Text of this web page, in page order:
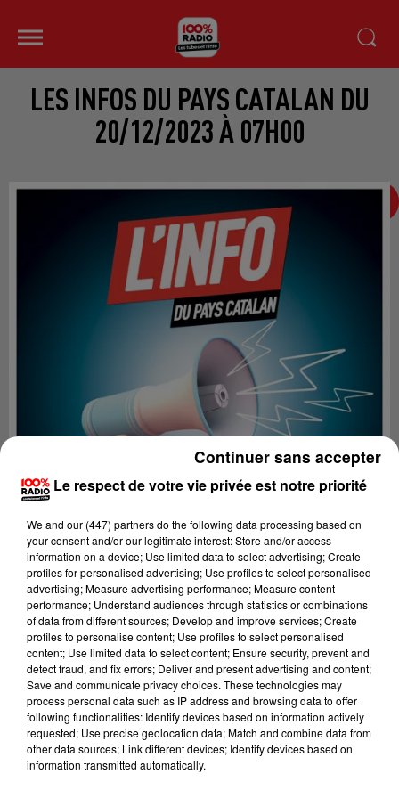
LES INFOS DU PAYS CATALAN DU
20/12/2023 À 07H00
Lecture (4 min 26 sec)
100%
100% Radio les infos du Pays Catalan
Le respect de votre vie privée est notre priorité
We and our (447) partnersdo the following data processing based on
your consent and/or our legitimate interest: Store and/or access
information on a device; Use limited data to select advertising; Create
profiles for personalised advertising; Use profiles to select personalised
advertising; Measure advertising performance; Measure content
performance; Understand audiences through statistics or combinations
of data from different sources; Develop and improve services; Create
profiles to personalise content; Use profiles to select personalised
content; Use limited data to select content; Ensure security, prevent and
detect fraud, and fix errors; Deliver and present advertising and content;
Save and communicate privacy choices. These technologies may
process personal data such as IP address and browsing data to offer
following functionalities: Identify devices based on information actively
requested; Use precise geolocation data; Match and combine data from
other data sources; Link different devices; Identify devices based on
information transmitted automatically.
Continuer sans accepter